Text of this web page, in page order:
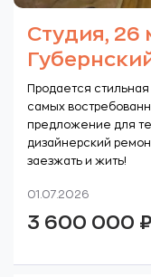
Студия, 26
Продается
самых
предложение для
дизайнерский
заезжать и жить!
01.07.2026
3 600 000 ₽